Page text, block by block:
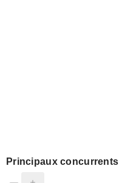
Principaux concurrents